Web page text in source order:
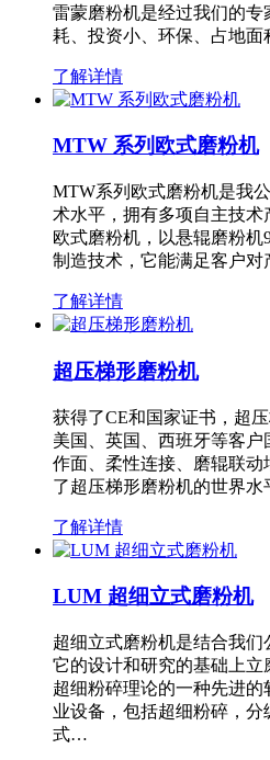
雷蒙磨粉机是经过我们的
耗、投资小、环保、占地
了解详情
MTW 系列欧式磨粉机
MTW系列欧式磨粉机是我
术水平，拥有多项自主技
欧式磨粉机，以悬辊磨粉机
制造技术，它能满足客户
了解详情
超压梯形磨粉机
获得了CE和国家证书，超
美国、英国、西班牙等客
作面、柔性连接、磨辊联动
了超压梯形磨粉机的世界
了解详情
LUM 超细立式磨粉机
超细立式磨粉机是结合我们
它的设计和研究的基础上
超细粉碎理论的一种先进
业设备，包括超细粉碎，
式…